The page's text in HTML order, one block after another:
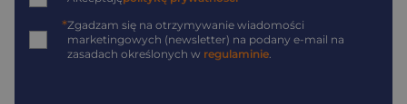
*Zgadzam się na otrzymywanie wiadomości
marketingowych (newsletter) na podany e-mail na
zasadach określonych w regulaminie